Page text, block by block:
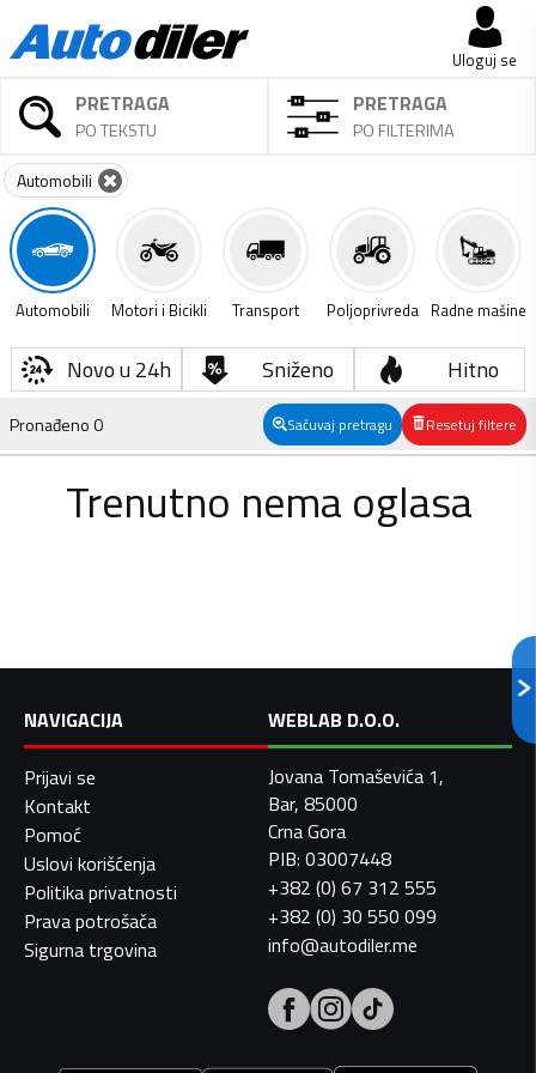
Uloguj se
PRETRAGA
PO TEKSTU
PRETRAGA
PO FILTERIMA
Automobili
Automobili Motori i Bicikli Transport Poljoprivreda Radne mašine
Novo u 24h Sniženo Hitno
Pronađeno0 Sačuvaj pretragu Resetuj filtere
Trenutno nema oglasa
NAVIGACIJA
Prijavi se
Kontakt
Pomoć
Uslovi korišćenja
Politika privatnosti
Prava potrošača
Sigurna trgovina
WEBLAB D.O.O.
Jovana Tomaševića 1,
Bar, 85000
Crna Gora
PIB: 03007448
+382 (0) 67 312 555
+382 (0) 30 550 099
info@autodiler.me